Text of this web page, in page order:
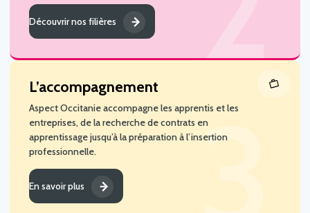
Découvrir nos filières
L’accompagnement
Aspect Occitanie accompagne les apprentis et les
entreprises, de la recherche de contrats en
apprentissage jusqu’à la préparation à l’insertion
professionnelle.
En savoir plus